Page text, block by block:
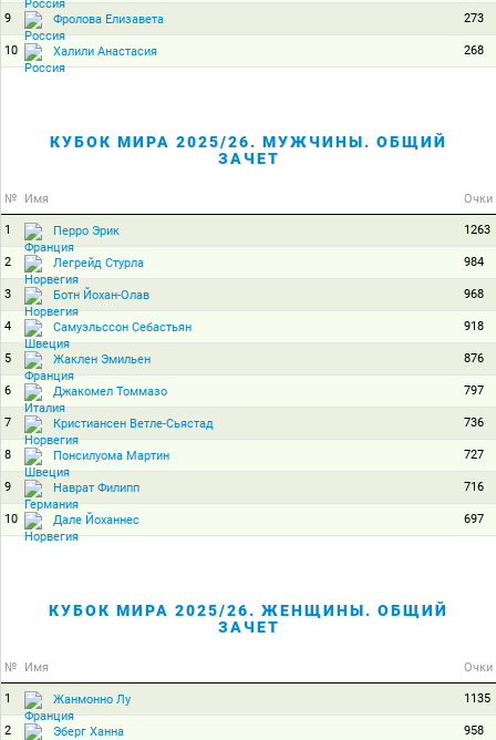
9 Фролова Елизавета 273
10 Халили Анастасия 268
КУБОК МИРА 2025/26. МУЖЧИНЫ. ОБЩИЙ
ЗАЧЕТ
№ Имя Очки
1 Перро Эрик 1263
2 Легрейд Стурла 984
3 Ботн Йохан-Олав 968
4 Самуэльссон Себастьян 918
5 Жаклен Эмильен 876
6 Джакомел Томмазо 797
7 Кристиансен Ветле-Сьястад 736
8 Понсилуома Мартин 727
9 Наврат Филипп 716
10 Дале Йоханнес 697
КУБОК МИРА 2025/26. ЖЕНЩИНЫ. ОБЩИЙ
ЗАЧЕТ
№ Имя Очки
1 Жанмонно Лу 1135
2 Эберг Ханна 958